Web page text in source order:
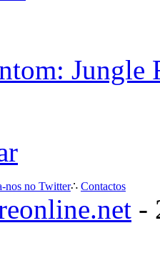
Jungle
nos no Twitter∴ Contactos
-